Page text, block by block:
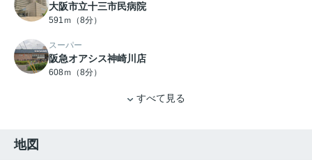
大阪市立十三市民病院
591ｍ（8分）
スーパー
阪急オアシス神崎川店
608ｍ（8分）
すべて見る
地図